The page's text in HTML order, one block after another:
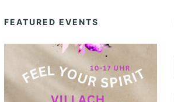
FEATURED EVENTS